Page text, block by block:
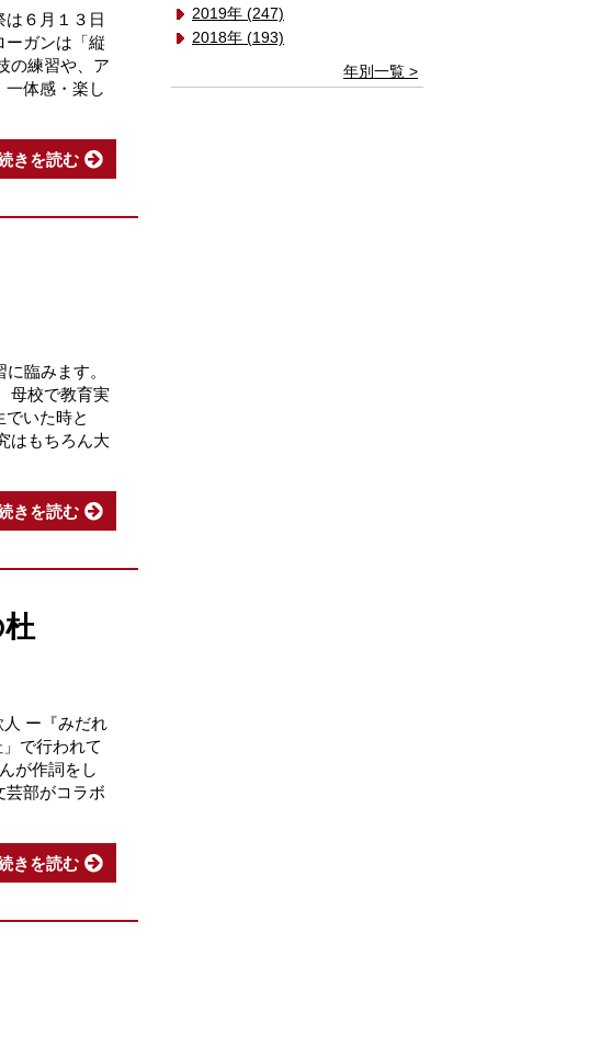
は６月１３日
ーガンは「縦
の練習や、ア
体感・楽し
きを読む
臨みます。
母校で教育実
いた時と
はもちろん大
きを読む
ー『みだれ
で行われて
が作詞をし
芸部がコラボ
きを読む
2019年 (247)
2018年 (193)
年別一覧 >